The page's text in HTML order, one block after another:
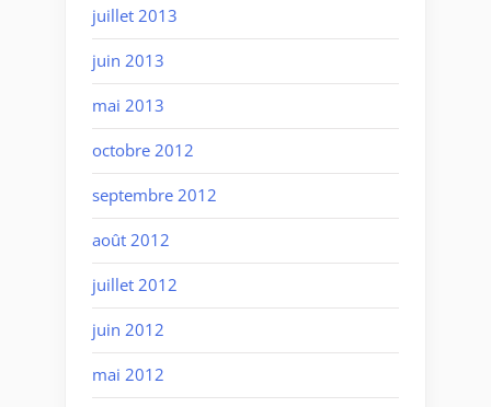
juillet 2013
juin 2013
mai 2013
octobre 2012
septembre 2012
août 2012
juillet 2012
juin 2012
mai 2012